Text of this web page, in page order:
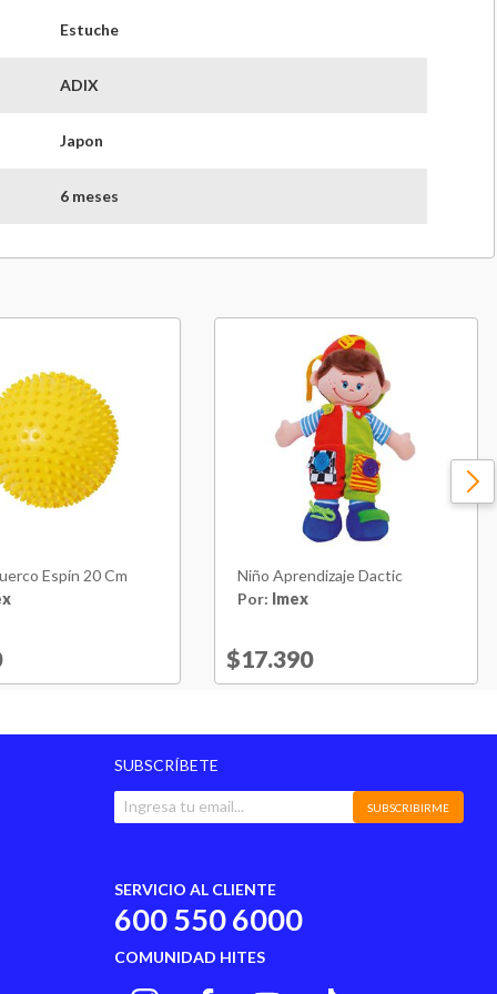
Estuche
ADIX
Japon
6 meses
Espín 20 Cm
from
to
Niño Aprendizaje Dactic
Por: Imex
Price reduced from
$17.390to
SUBSCRÍBETE
SUBSCRIBIRME
SERVICIO AL CLIENTE
600 550 6000
COMUNIDAD HITES